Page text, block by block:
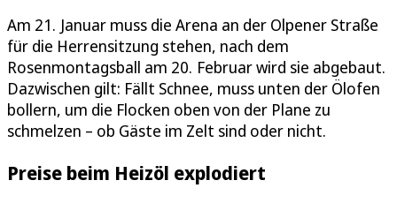
Am 21. Januar muss die Arena an der Olpener Straße
für die Herrensitzung stehen, nach dem
Rosenmontagsball am 20. Februar wird sie abgebaut.
Dazwischen gilt: Fällt Schnee, muss unten der Ölofen
bollern, um die Flocken oben von der Plane zu
schmelzen – ob Gäste im Zelt sind oder nicht.
Preise beim Heizöl explodiert